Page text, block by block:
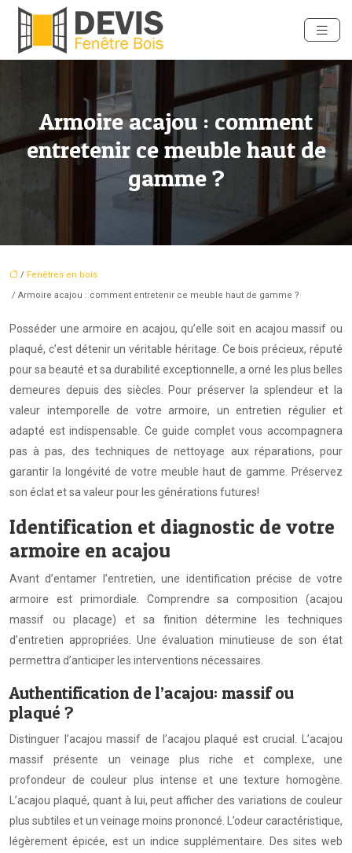
Armoire acajou : comment
entretenir ce meuble haut de
gamme ?
/ Fenêtres en bois
/ Armoire acajou : comment entretenir ce meuble haut de gamme ?
Posséder une armoire en acajou, qu’elle soit en acajou massif ou
plaqué, c’est détenir un véritable héritage. Ce bois précieux, réputé
pour sa beauté et sa durabilité exceptionnelle, a orné les plus belles
demeures depuis des siècles. Pour préserver la splendeur et la
valeur intemporelle de votre armoire, un entretien régulier et
adapté est indispensable. Ce guide complet vous accompagnera
pas à pas, des techniques de nettoyage aux réparations, pour
garantir la longévité de votre meuble haut de gamme. Préservez
son éclat et sa valeur pour les générations futures!
Identification et diagnostic de votre
armoire en acajou
Avant d’entamer l’entretien, une identification précise de votre
armoire est primordiale. Comprendre sa composition (acajou
massif ou placage) et sa finition détermine les techniques
d’entretien appropriées. Une évaluation minutieuse de son état
permettra d’anticiper les interventions nécessaires.
Authentification de l’acajou: massif ou
plaqué ?
Distinguer l’acajou massif de l’acajou plaqué est crucial. L’acajou
massif présente un veinage plus riche et complexe, une
profondeur de couleur plus intense et une texture homogène.
L’acajou plaqué, quant à lui, peut afficher des variations de couleur
plus subtiles et un veinage moins prononcé. L’odeur caractéristique,
légèrement épicée, est un indice supplémentaire. Des sites web